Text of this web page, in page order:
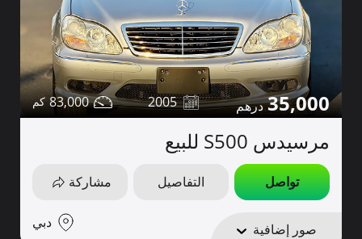
35,000
2005
83,000
مرسيدس S500 للبيع
تواصل التفاصيل مشاركة
صور إضافية دبي